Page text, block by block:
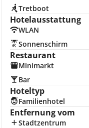
Tretboot
Hotelausstattung
WLAN
Sonnenschirm
Restaurant
Minimarkt
Bar
Hoteltyp
Familienhotel
Entfernung vom
Stadtzentrum